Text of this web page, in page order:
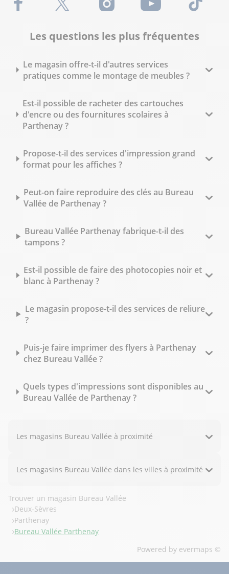
Facebook X (Twitter) Instagram Youtube TikTok
Les questions les plus fréquentes
Le magasin offre-t-il d'autres services
pratiques comme le montage de meubles ?
Est-il possible de racheter des cartouches
d'encre ou des fournitures scolaires à
Parthenay ?
Propose-t-il des services d'impression grand
format pour les affiches ?
Peut-on faire reproduire des clés au Bureau
Vallée de Parthenay ?
Bureau Vallée Parthenay fabrique-t-il des
tampons ?
Est-il possible de faire des photocopies noir et
blanc à Parthenay ?
Le magasin propose-t-il des services de reliure
?
Puis-je faire imprimer des flyers à Parthenay
chez Bureau Vallée ?
Quels types d'impressions sont disponibles au
Bureau Vallée de Parthenay ?
Les magasins Bureau Vallée à proximité
Les magasins Bureau Vallée dans les villes à proximité
Trouver un magasin Bureau Vallée
Deux-Sèvres
Parthenay
Bureau Vallée Parthenay
Powered by evermaps ©